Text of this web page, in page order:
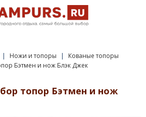
Ножи и топоры
Кованые топоры
Бэтмен и нож Блэк Джек
топор Бэтмен и нож